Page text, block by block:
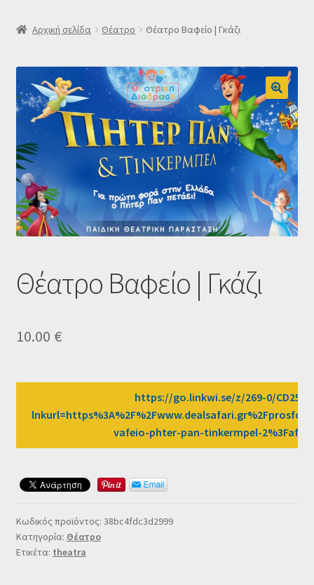
SLIDER
Subscription Settings
Δελτίο νέων
Επιβεβαίωση εγγραφής στο Newsletter του Dealistas.gr
Επικοινωνία
Καλάθι
Ο λογαριασμός μου
Αρχική σελίδα Θέατρο Θέατρο Βαφείο | Γκάζι
Θέατρο Βαφείο | Γκάζι
10.00 €
https://go.linkwi.se/z/269-0/
vafeio-phter-pan-tinkermpel-
Κωδικός προϊόντος: 38bc4fdc3d2999
Κατηγορία: Θέατρο
Ετικέτα: theatra